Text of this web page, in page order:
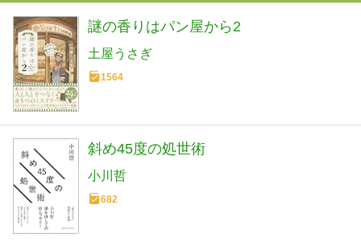
謎の香りはパン屋から2
土屋うさぎ
1564
斜め45度の処世術
小川哲
682